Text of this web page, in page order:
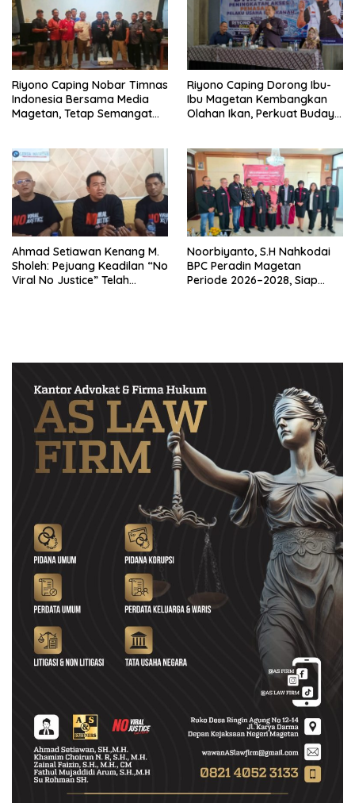
Riyono Caping Nobar Timnas
Indonesia Bersama Media
Magetan, Tetap Semangat
Riyono Caping Dorong Ibu-
Ibu Magetan Kembangkan
Olahan Ikan, Perkuat Budaya
Ahmad Setiawan Kenang M.
Sholeh: Pejuang Keadilan “No
Viral No Justice” Telah
Noorbiyanto, S.H Nahkodai
BPC Peradin Magetan
Periode 2026–2028, Siap